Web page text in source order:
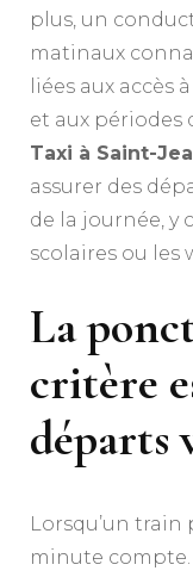
plus, un
matinaux
liées aux accès
et aux périodes
Taxi à Saint-
assurer des
de la journée, y
scolaires ou les
La
critère
départs
Lorsqu’un train
minute